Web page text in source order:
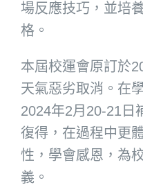
場反應技巧，並培
格。
本屆校運會原訂於
天氣惡劣取消。在
2024年2月20-21日
復得，在過程中更
性，學會感恩，為
義。